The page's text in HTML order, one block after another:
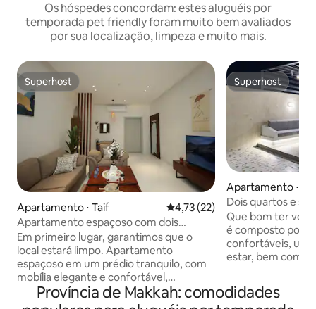
Os hóspedes concordam: estes aluguéis por
temporada pet friendly foram muito bem avaliados
por sua localização, limpeza e muito mais.
Superhost
Superhost
Apartamento ⋅ Taif 4,73 de uma avaliação média
4,73 (22)
Apartamento espaçoso com dois
quartos, com entrada independente
Em primeiro lugar, garantimos que o
local estará limpo. Apartamento
espaçoso em um prédio tranquilo, com
mobília elegante e confortável,
composto por uma sala de estar, dois
quartos, uma cozinha e um banheiro
Superhost
Superhost
Apartamento ⋅
Dois quartos e
sofisticado A13
Que bom ter vocês aqui O
é composto por
confortáveis, um
estar, bem como
relaxar ou
noturna. O apartamento está equipado
Província de Makkah: comodidades